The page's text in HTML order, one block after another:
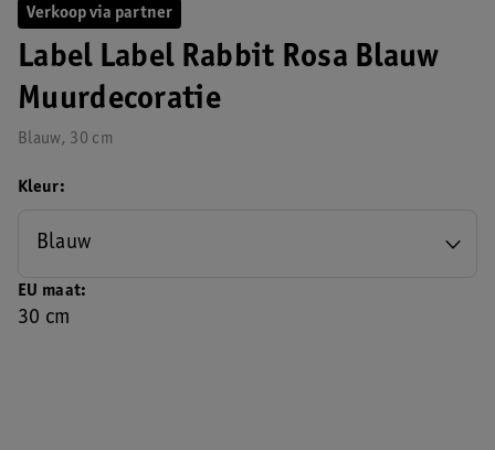
Verkoop via partner
Label Label Rabbit Rosa Blauw
Muurdecoratie
Blauw, 30 cm
EU maat
30 cm
Kleur
Blauw